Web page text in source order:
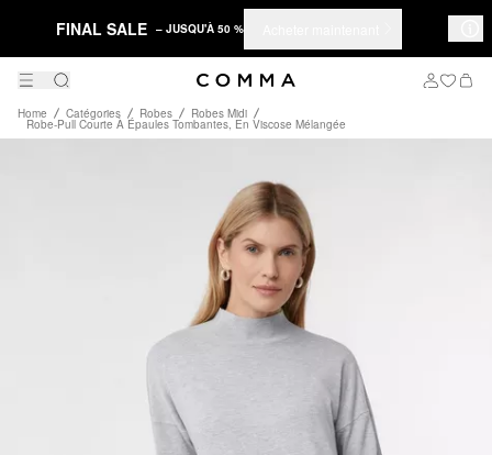
FINAL SALE – JUSQU'À 50 %
Home Catégories Robes Robes Midi
Robe-Pull Courte À Épaules Tombantes, En Viscose Mélangée